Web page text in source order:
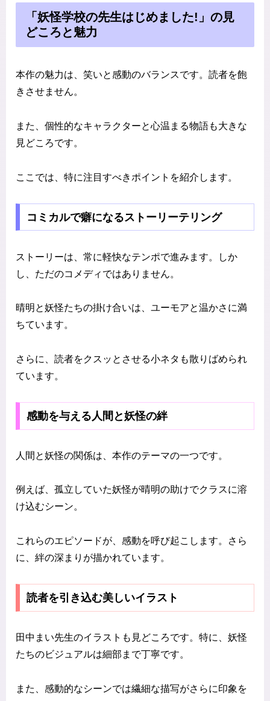
「妖怪学校の先生はじめました!」の見
どころと魅力
本作の魅力は、笑いと感動のバランスです。読者を飽
きさせません。
また、個性的なキャラクターと心温まる物語も大きな
見どころです。
ここでは、特に注目すべきポイントを紹介します。
コミカルで癖になるストーリーテリング
ストーリーは、常に軽快なテンポで進みます。しか
し、ただのコメディではありません。
晴明と妖怪たちの掛け合いは、ユーモアと温かさに満
ちています。
さらに、読者をクスッとさせる小ネタも散りばめられ
ています。
感動を与える人間と妖怪の絆
人間と妖怪の関係は、本作のテーマの一つです。
例えば、孤立していた妖怪が晴明の助けでクラスに溶
け込むシーン。
これらのエピソードが、感動を呼び起こします。さら
に、絆の深まりが描かれています。
読者を引き込む美しいイラスト
田中まい先生のイラストも見どころです。特に、妖怪
たちのビジュアルは細部まで丁寧です。
また、感動的なシーンでは繊細な描写がさらに印象を